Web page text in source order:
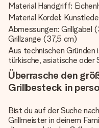
Material Handgriff:
Material Kordel:
Abmessungen: Grillgabel
Grillzange (37,5 cm)
Aus technischen Gründen
türkische, asiatische oder
Überrasche den
Grillbesteck in
Bist du auf der Suche
Grillmeister in deinem